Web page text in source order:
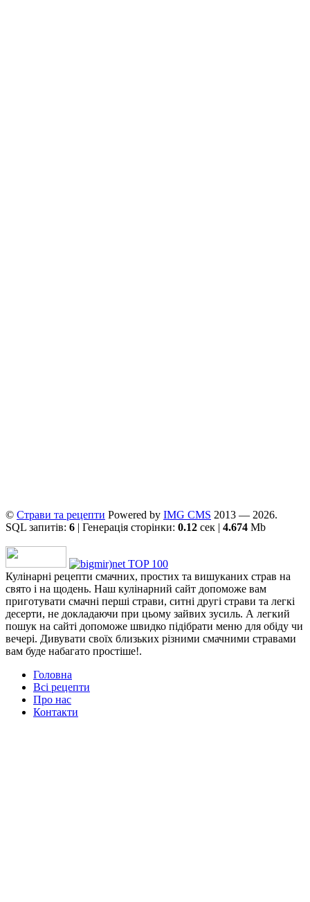
© Страви та рецепти Powered by ІMG CMS 2013 — 2026.
SQL запитів: 6 | Генерація сторінки: 0.12 сек | 4.674 Mb
Кулінарні рецепти смачних, простих та вишуканих страв на
свято і на щодень. Наш кулінарний сайт допоможе вам
приготувати смачні перші страви, ситні другі страви та легкі
десерти, не докладаючи при цьому зайвих зусиль. А легкий
пошук на сайті допоможе швидко підібрати меню для обіду чи
вечері. Дивувати своїх близьких різними смачними стравами
вам буде набагато простіше!.
Головна
Всі рецепти
Про нас
Контакти